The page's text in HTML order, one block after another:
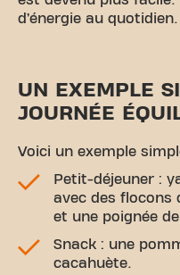
d’énergie au quotidien.
UN EXEMPLE
JOURNÉE
Voici un exemple
Petit-déjeuner :
avec des flocons
et une poignée
Snack : une
cacahuète.